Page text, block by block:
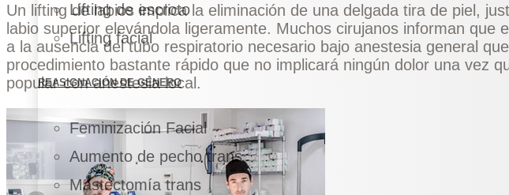
Lifting de escroto
Lifting facial
REASIGNACIÓN DE GÉNERO
Feminización Facial
Aumento de pecho trans
Mastectomía trans
Un lifting de labios implica la eliminación de una delgada tira de piel,
labio superior elevándola ligeramente. Muchos cirujanos informan
a la ausencia del tubo respiratorio necesario bajo anestesia general
procedimiento bastante rápido que no implicará ningún dolor una vez
popular con anestesia local.